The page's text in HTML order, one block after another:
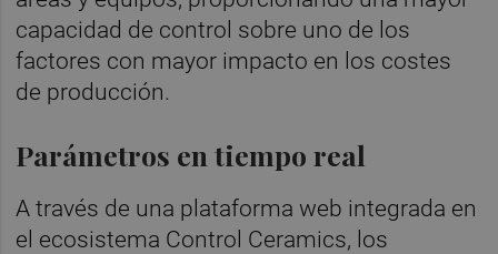
capacidad de control sobre uno de los
factores con mayor impacto en los costes
de producción.
Parámetros en tiempo real
A través de una plataforma web integrada en
el ecosistema Control Ceramics, los